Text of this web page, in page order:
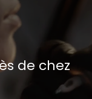
de chez